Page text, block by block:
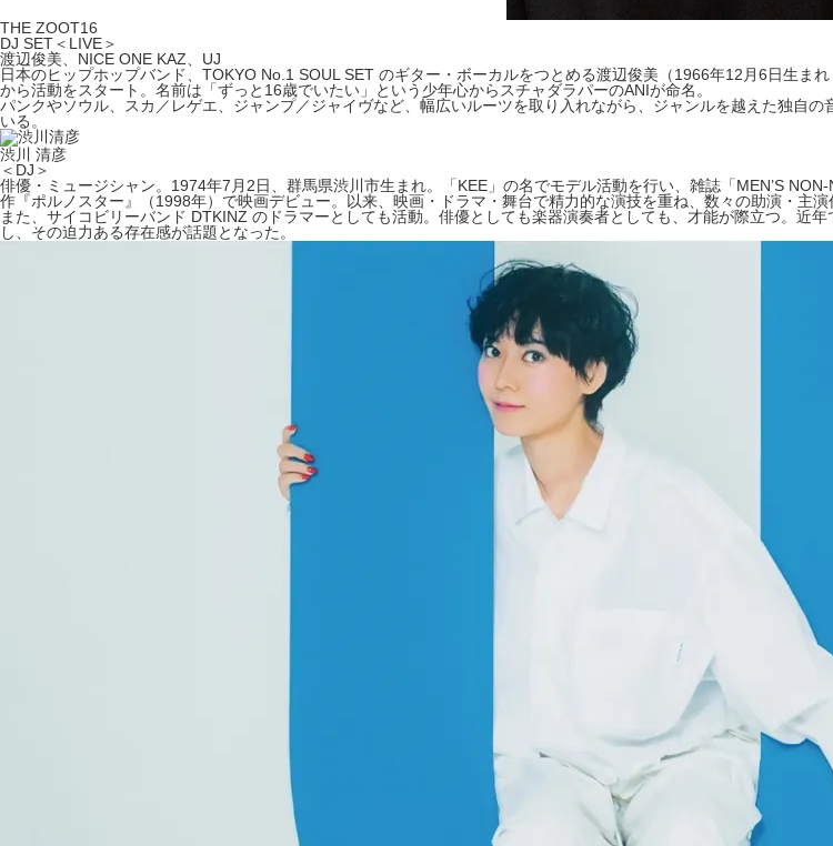
THE ZOOT16
DJ SET＜LIVE＞
渡辺俊美、NICE ONE KAZ、UJ
日本のヒップホップバンド、TOKYO No.1 SOUL SET のギター・ボーカルをつとめる渡辺俊美（1966年12月6日生
から活動をスタート。名前は「ずっと16歳でいたい」という少年心からスチャダラパーのANIが命名。
パンクやソウル、スカ／レゲエ、ジャンプ／ジャイヴなど、幅広いルーツを取り入れながら、ジャンルを越えた独自
いる。
渋川 清彦
＜DJ＞
俳優・ミュージシャン。1974年7月2日、群馬県渋川市生まれ。「KEE」の名でモデル活動を行い、雑誌「MEN’S
作『ポルノスター』（1998年）で映画デビュー。以来、映画・ドラマ・舞台で精力的な演技を重ね、数々の助演・主演
また、サイコビリーバンド DTKINZ のドラマーとしても活動。俳優としても楽器演奏者としても、才能が際立つ。近
し、その迫力ある存在感が話題となった。